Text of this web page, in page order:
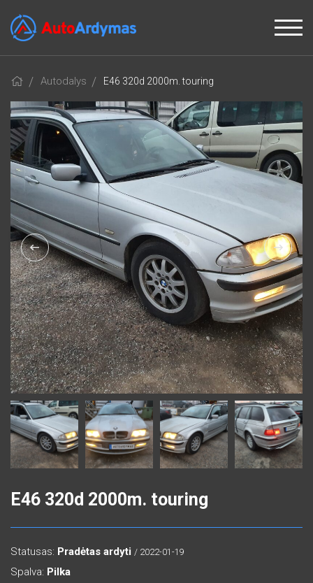
Autodalys E46 320d 2000m. touring
E46 320d 2000m. touring
Statusas: Pradėtas ardyti / 2022-01-19
Spalva: Pilka